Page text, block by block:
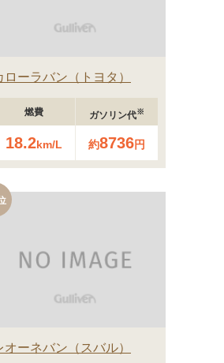
ローラバン トヨタ
燃費
18.2km/L
ガソリン代※
約8736円
オーネバン スバル